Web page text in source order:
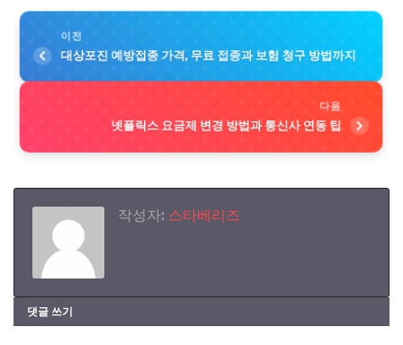
이전
대상포진 예방접종 가격, 무료 접종과 보험 청구 방법까지
다음
넷플릭스 요금제 변경 방법과 통신사 연동 팁
작성자: 스타베리즈
댓글 쓰기